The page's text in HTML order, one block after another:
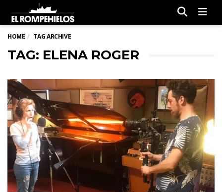
HOME TAG ARCHIVE
TAG: ELENA ROGER